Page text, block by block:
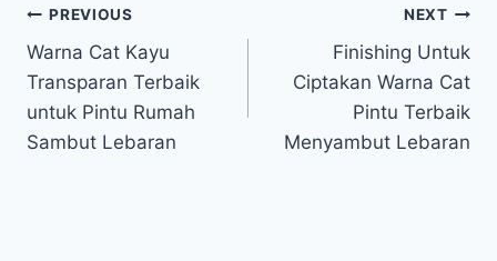
Post
navigation
PREVIOUS
Warna Cat Kayu
Transparan Terbaik
untuk Pintu Rumah
Sambut Lebaran
NEXT
Finishing Untuk
Ciptakan Warna Cat
Pintu Terbaik
Menyambut Lebaran